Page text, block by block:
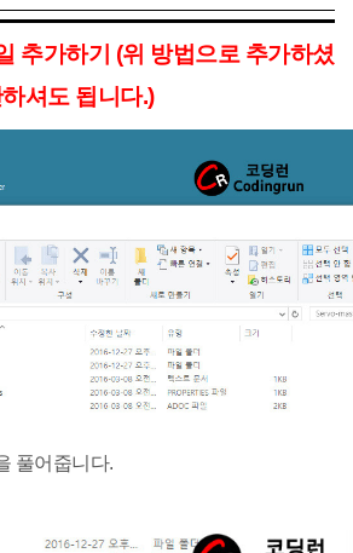
추가하기 (위 방법으로 추가하셨
셔도 됩니다.)
풀어줍니다.